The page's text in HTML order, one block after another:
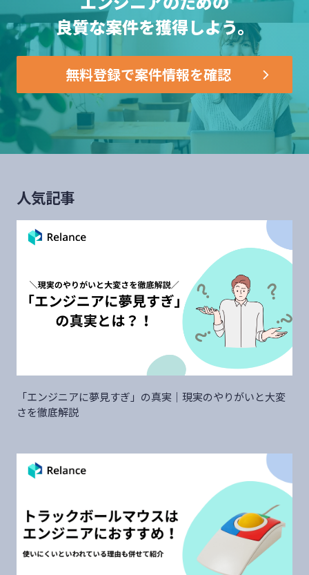
良質な案件を獲得しよう。
無料登録で案件情報を確認
人気記事
「エンジニアに夢見すぎ」の真実｜現実のやりがいと大変
さを徹底解説